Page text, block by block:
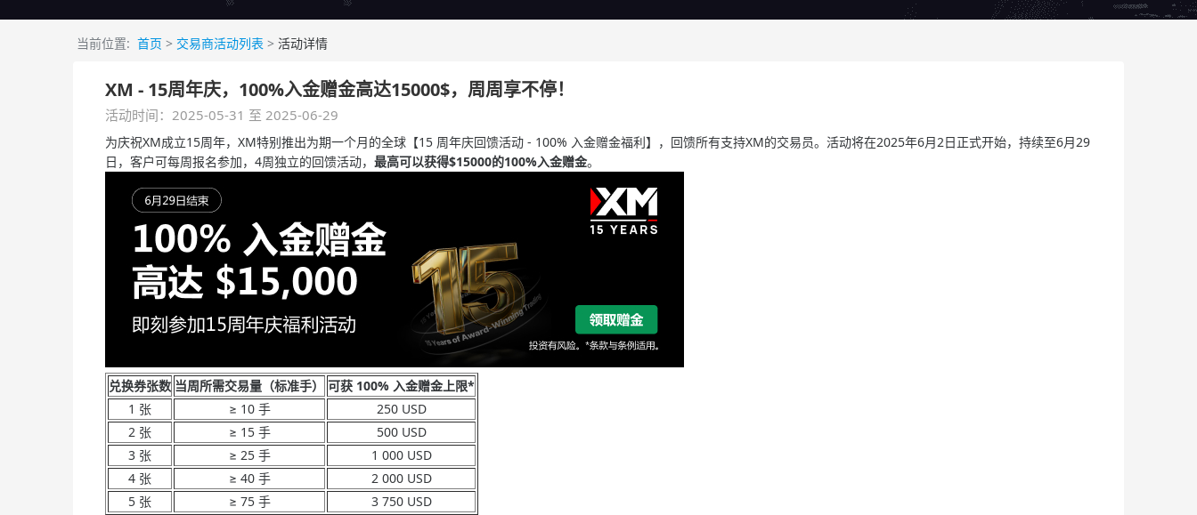
当前位置: 首页 > 交易商活动列表 > 活动详情
XM - 15周年庆，100%入金赠金高达15000$，周周享不停！
活动时间：2025-05-31 至 2025-06-29
为庆祝XM成立15周年，XM特别推出为期一个月的全球【15 周年庆回馈活动 - 100% 入金赠金福利】，回馈所有支持XM的交易员。活动将在2025年6月2日正式开始，持续至6月29
日，客户可每周报名参加，4周独立的回馈活动， 最高可以获得$15000的100%入金赠金。
兑换券张数 当周所需交易量（标准手）
可获 100% 入金赠金上限*
1 张
≥ 10 手
250 USD
2 张
≥ 15 手
500 USD
3 张
≥ 25 手
1 000 USD
4 张
≥ 40 手
2 000 USD
5 张
≥ 75 手
3 750 USD